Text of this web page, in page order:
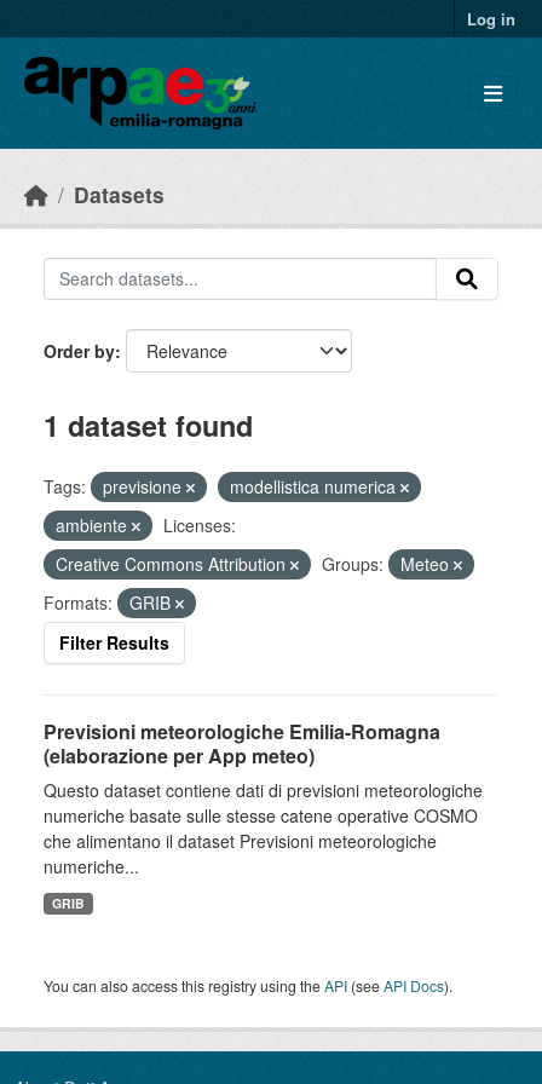
Log in
Datasets
Order by
1 dataset found
Tags: previsione
modellistica numerica
ambiente
Licenses:
Creative Commons Attribution
Groups:
Meteo
Formats:
GRIB
Filter Results
Previsioni meteorologiche Emilia-Romagna
(elaborazione per App meteo)
Questo dataset contiene dati di previsioni meteorologiche
numeriche basate sulle stesse catene operative COSMO
che alimentano il dataset Previsioni meteorologiche
numeriche...
GRIB
You can also access this registry using theAPI (seeAPI Docs).